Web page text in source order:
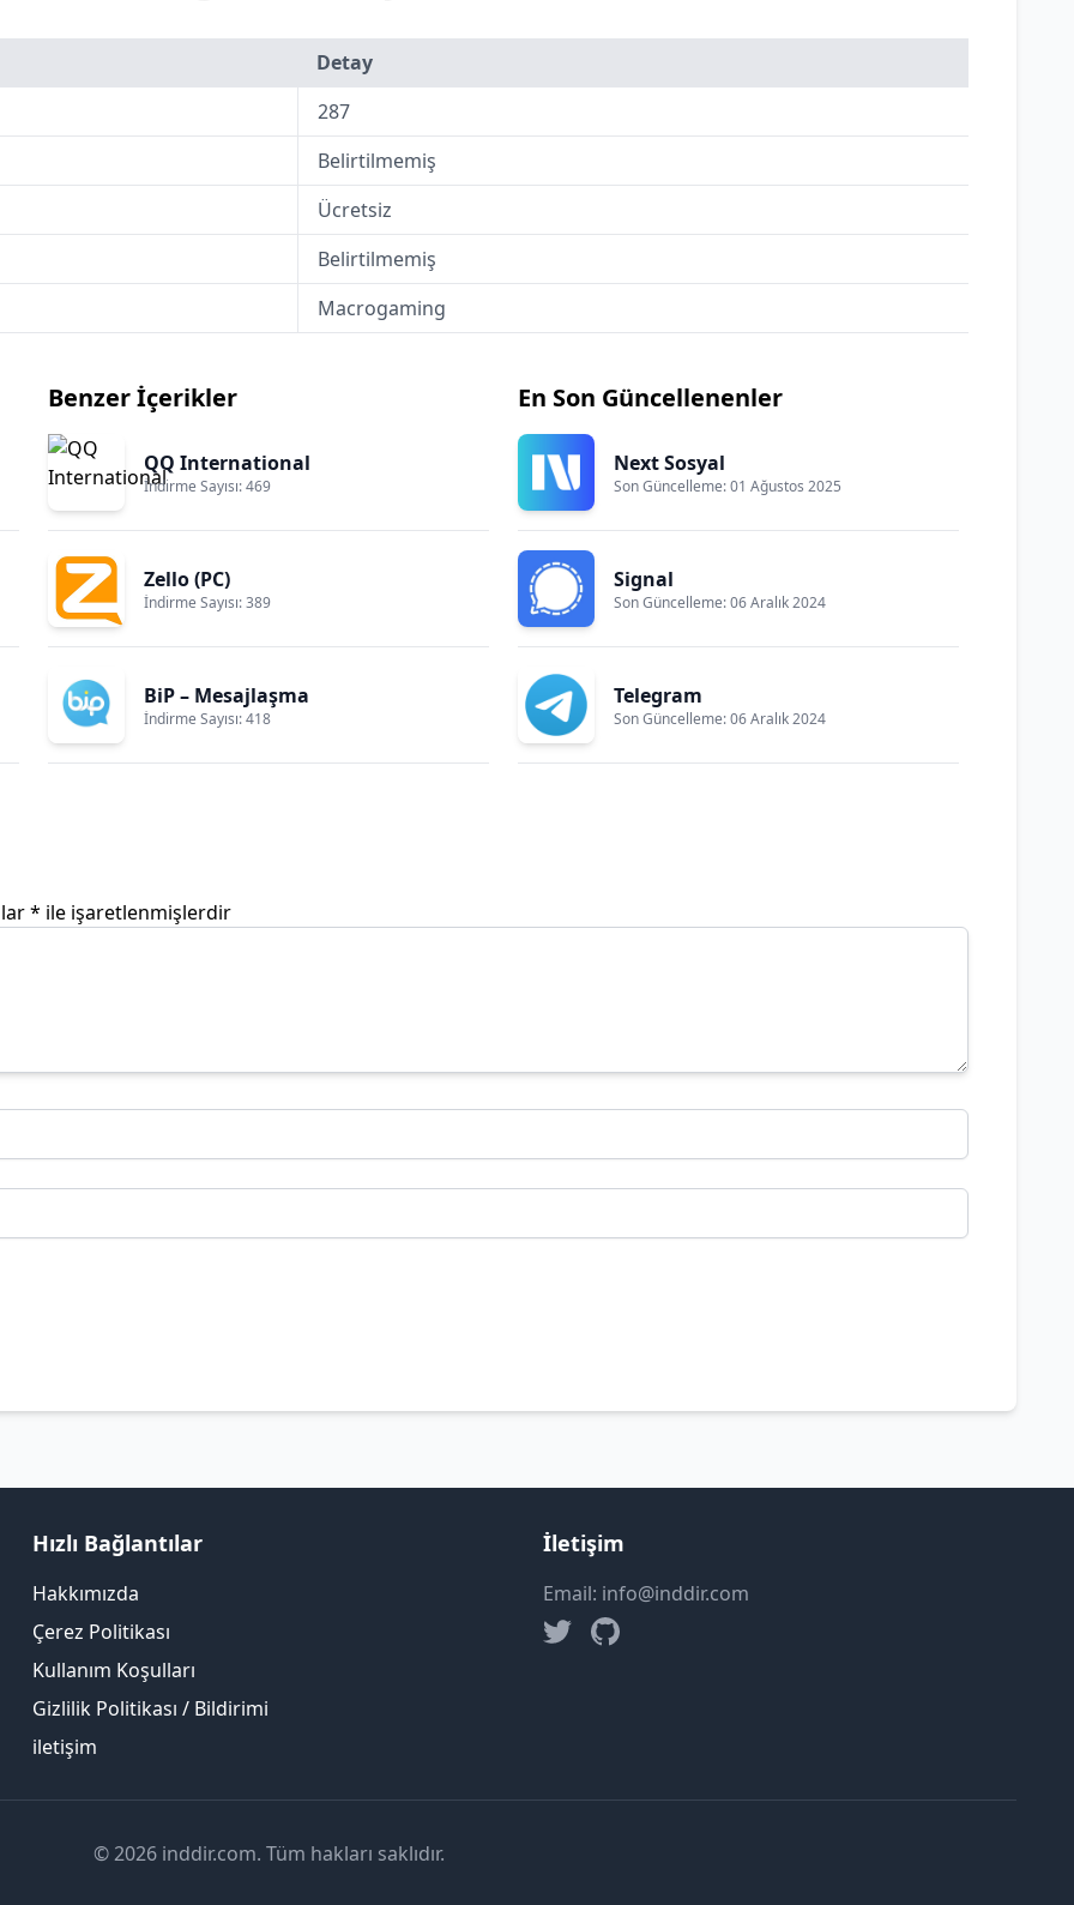
Detay
287
Belirtilmemiş
Ücretsiz
Belirtilmemiş
Macrogaming
Benzer İçerikler
QQ International
İndirme Sayısı: 469
Zello (PC)
İndirme Sayısı: 389
BiP – Mesajlaşma
İndirme Sayısı: 418
En Son Güncellenenler
Next Sosyal
Son Güncelleme: 01 Ağustos 2025
Signal
Son Güncelleme: 06 Aralık 2024
Telegram
Son Güncelleme: 06 Aralık 2024
* ile işaretlenmişlerdir
Hızlı Bağlantılar
Hakkımızda
Çerez Politikası
Kullanım Koşulları
Gizlilik Politikası / Bildirimi
iletişim
İletişim
Email: info@inddir.com
© 2026 inddir.com. Tüm hakları saklıdır.